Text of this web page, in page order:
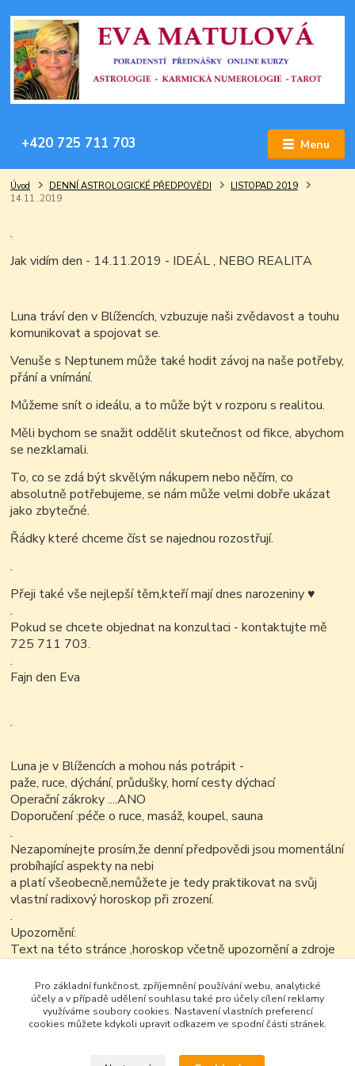
Menu
+420 725 711 703
Úvod DENNÍ ASTROLOGICKÉ PŘEDPOVĚDI
LISTOPAD 2019
14.11..2019
.
Jak vidím den - 14.11.2019 - IDEÁL , NEBO REALITA
Luna tráví den v Blížencích, vzbuzuje naši zvědavost a touhu
komunikovat a spojovat se.
Venuše s Neptunem může také hodit závoj na naše potřeby,
přání a vnímání.
Můžeme snít o ideálu, a to může být v rozporu s realitou.
Měli bychom se snažit oddělit skutečnost od fikce, abychom
se nezklamali.
To, co se zdá být skvělým nákupem nebo něčím, co
absolutně potřebujeme, se nám může velmi dobře ukázat
jako zbytečné.
Řádky které chceme číst se najednou rozostřují.
.
Přeji také vše nejlepší těm,kteří mají dnes narozeniny♥
.
Pokud se chcete objednat na konzultaci - kontaktujte mě
725 711 703.
.
Fajn den Eva
.
Luna je v Blížencích a mohou nás potrápit -
paže, ruce, dýchání, průdušky, horní cesty dýchací
Operační zákroky ....ANO
Doporučení :péče o ruce, masáž, koupel, sauna
.
Nezapomínejte prosím,že denní předpovědi jsou momentální
probíhající aspekty na nebi
a platí všeobecně,nemůžete je tedy praktikovat na svůj
vlastní radixový horoskop při zrození.
.
Upozornění:
Text na této stránce ,horoskop včetně upozornění a zdroje
Pro základní funkčnost, zpříjemnění používání webu, analytické
účely a v případě udělení souhlasu také pro účely cílení reklamy
využíváme soubory cookies. Nastavení vlastních preferencí
cookies můžete kdykoli upravit odkazem ve spodní části stránek.